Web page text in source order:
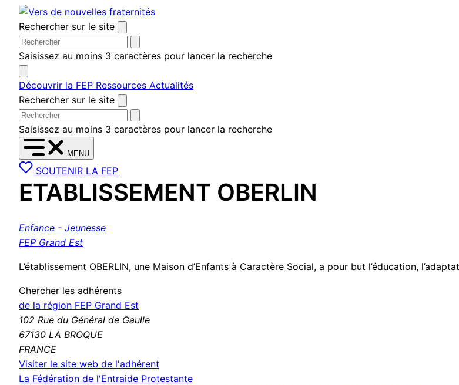
Aller
au
contenu
Rechercher sur le site
Saisissez au moins 3 caractères pour lancer la recherche
Découvrir la FEP Ressources Actualités
Rechercher sur le site
Saisissez au moins 3 caractères pour lancer la recherche
MENU
SOUTENIR LA FEP
ETABLISSEMENT OBERLIN
Enfance - Jeunesse
FEP Grand Est
L’établissement OBERLIN, une Maison d’Enfants à Caractère Social, a pour but l’éducation,
Chercher les adhérents
de la région FEP Grand Est
102 Rue du Général de Gaulle
67130 LA BROQUE
FRANCE
Visiter le site web de l'adhérent
fenêtre)
La Fédération de l'Entraide Protestante